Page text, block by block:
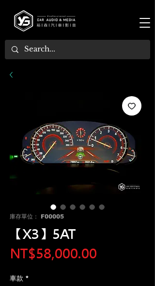
庫存單位： F00005
【X3】5AT
NT$58,000.00
車款 *